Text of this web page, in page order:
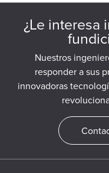
¿Le interesa
Nuestros
responder a sus
innovadoras